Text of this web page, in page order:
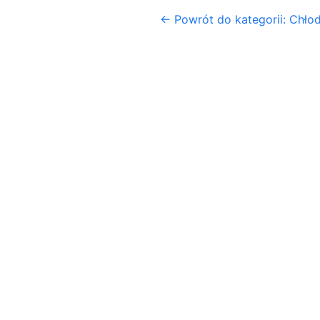
← Powrót do kategorii: